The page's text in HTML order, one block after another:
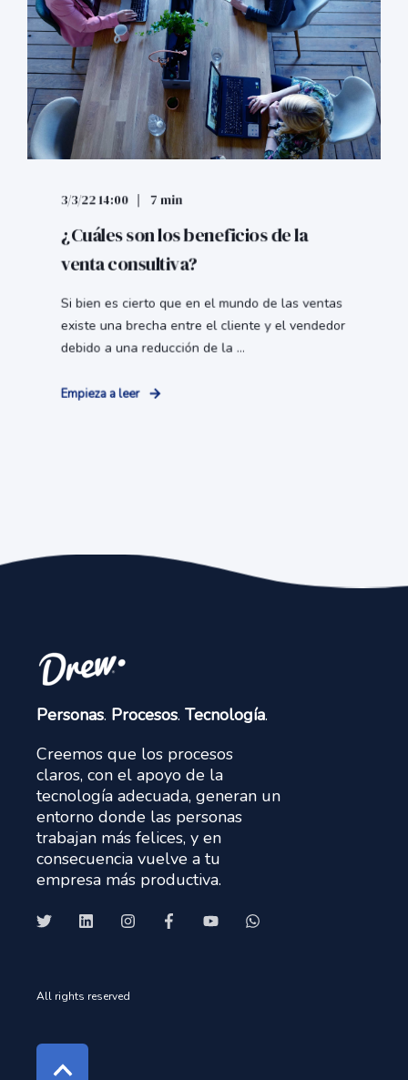
3/3/22 14:00 7 min
¿Cuáles son los beneficios de la
venta consultiva?
Si bien es cierto que en el mundo de las ventas
existe una brecha entre el cliente y el vendedor
debido a una reducción de la ...
Empieza a leer
Personas. Procesos. Tecnología.
Creemos que los procesos
claros, con el apoyo de la
tecnología adecuada, generan un
entorno donde las personas
trabajan más felices, y en
consecuencia vuelve a tu
empresa más productiva.
All rights reserved